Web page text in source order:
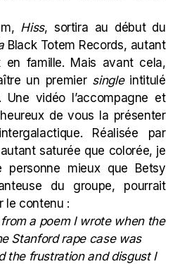
Hiss, sortira au début du
Black Totem Records, autant
en famille. Mais avant cela,
un premier singleintitulé
Une vidéo l’accompagne et
de vous la présenter
Réalisée par
saturée que colorée, je
mieux que Betsy
du groupe, pourrait
le contenu :
a poem I wrote when the
Stanford rape case was
the frustration and disgust I